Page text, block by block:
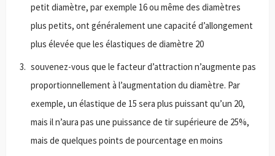
petit diamètre, par exemple 16 ou même des diamètres
plus petits, ont généralement une capacité d’allongement
plus élevée que les élastiques de diamètre 20
souvenez-vous que le facteur d’attraction n’augmente pas
proportionnellement à l’augmentation du diamètre. Par
exemple, un élastique de 15 sera plus puissant qu’un 20,
mais il n’aura pas une puissance de tir supérieure de 25%,
mais de quelques points de pourcentage en moins